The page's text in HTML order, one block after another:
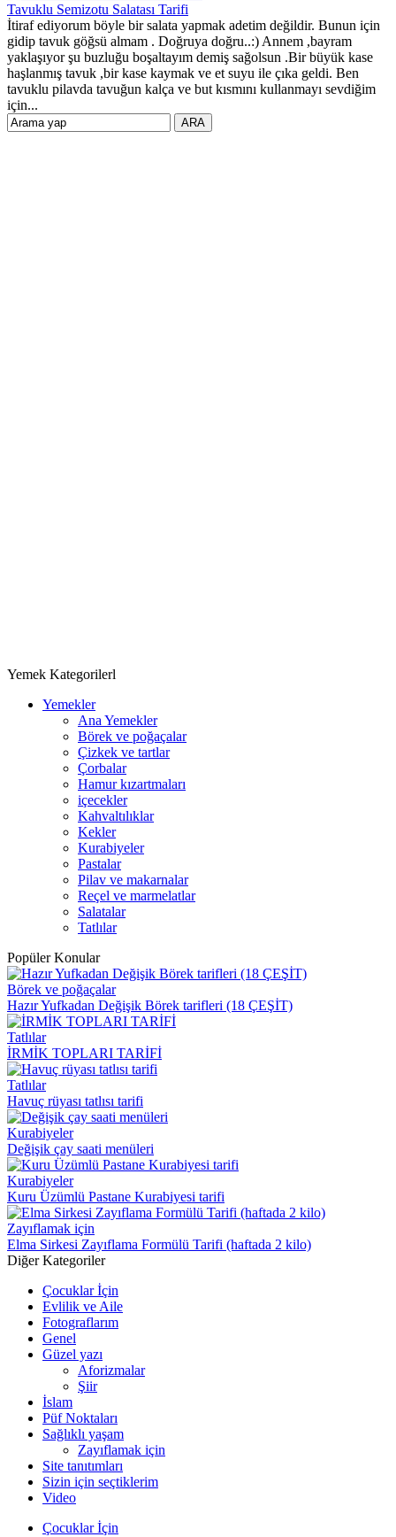
Tavuklu Semizotu Salatası Tarifi
İtiraf ediyorum böyle bir salata yapmak adetim değildir. Bunun için
gidip tavuk göğsü almam . Doğruya doğru..:) Annem ,bayram
yaklaşıyor şu buzluğu boşaltayım demiş sağolsun .Bir büyük kase
haşlanmış tavuk ,bir kase kaymak ve et suyu ile çıka geldi. Ben
tavuklu pilavda tavuğun kalça ve but kısmını kullanmayı sevdiğim
için...
Yemek Kategorilerl
Yemekler
Ana Yemekler
Börek ve poğaçalar
Çizkek ve tartlar
Çorbalar
Hamur kızartmaları
içecekler
Kahvaltılıklar
Kekler
Kurabiyeler
Pastalar
Pilav ve makarnalar
Reçel ve marmelatlar
Salatalar
Tatlılar
Popüler Konular
Börek ve poğaçalar
Hazır Yufkadan Değişik Börek tarifleri (18 ÇEŞİT)
Tatlılar
İRMİK TOPLARI TARİFİ
Tatlılar
Havuç rüyası tatlısı tarifi
Kurabiyeler
Değişik çay saati menüleri
Kurabiyeler
Kuru Üzümlü Pastane Kurabiyesi tarifi
Zayıflamak için
Elma Sirkesi Zayıflama Formülü Tarifi (haftada 2 kilo)
Diğer Kategoriler
Çocuklar İçin
Evlilik ve Aile
Fotograflarım
Genel
Güzel yazı
Aforizmalar
Şiir
İslam
Püf Noktaları
Sağlıklı yaşam
Zayıflamak için
Site tanıtımları
Sizin için seçtiklerim
Video
Çocuklar İçin